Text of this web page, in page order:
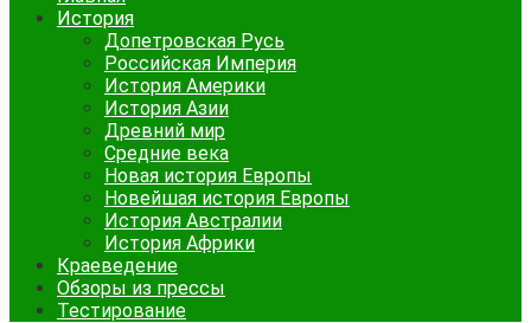
История
Допетровская Русь
Российская Империя
История Америки
История Азии
Древний мир
Средние века
Новая история Европы
Новейшая история Европы
История Австралии
История Африки
Краеведение
Обзоры из прессы
Тестирование